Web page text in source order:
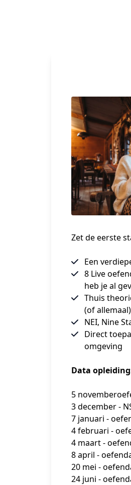
Zet de eerste
Een
8 Live
heb je al
Thuis
(of allemaal)
NEI, Nine
Direct
omgeving
Data
5
3 december -
7 januari -
4 februari -
4 maart -
8 april -
20 mei -
24 juni -